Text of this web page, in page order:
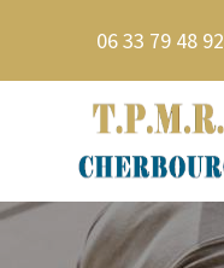
06 33 79 48 92